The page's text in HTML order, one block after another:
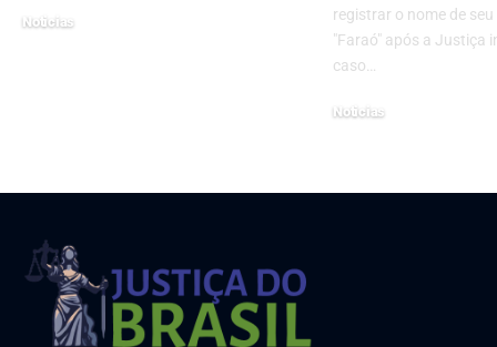
Noticias
registrar o nome de
"Faraó" após a Justiça
caso…
Noticias